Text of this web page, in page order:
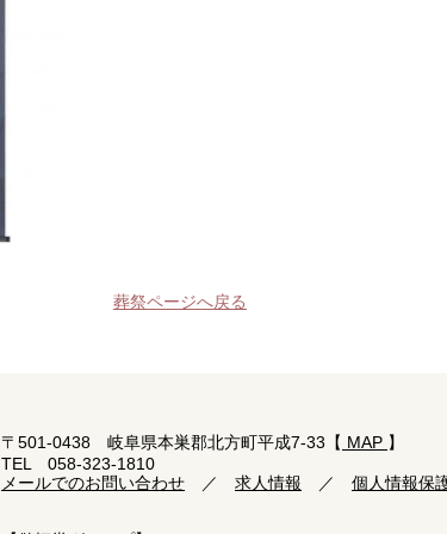
葬祭ページへ戻る
〒501-0438 岐阜県本巣郡北方町平成7-33【 MAP 】
TEL 058-323-1810
メールでのお問い合わせ ／ 求人情報 ／ 個人情報保